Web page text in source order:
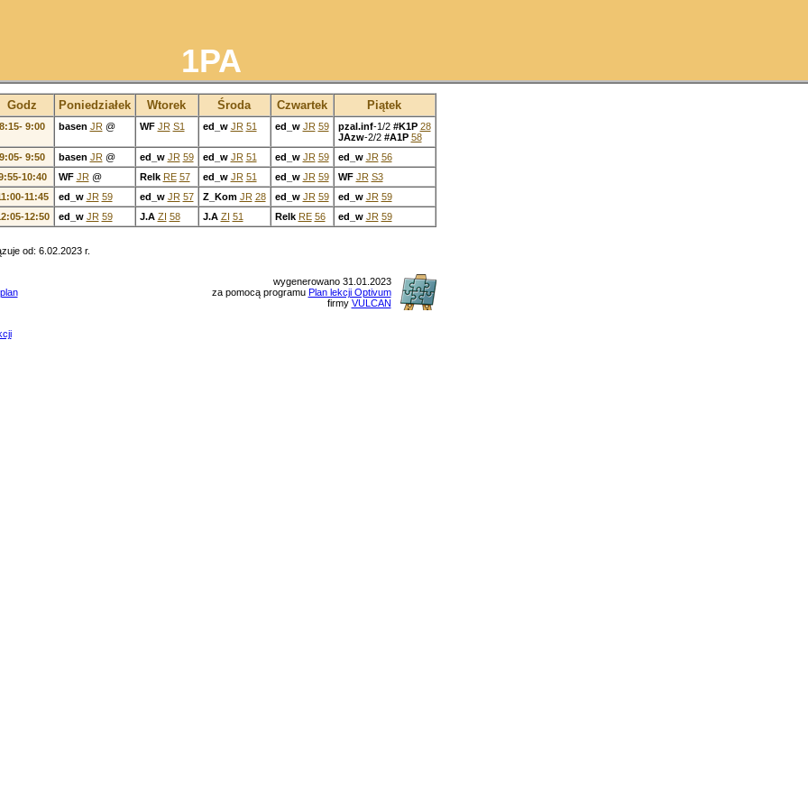
1PA
Godz Poniedziałek Wtorek Środa Czwartek Piątek
8:15- 9:00 basen JR @ WF JR S1 ed_w JR 51 ed_w JR 59 pzal.inf-1/2 #K1P 28
JAzw-2/2 #A1P 58
9:05- 9:50 basen JR @ ed_w JR 59 ed_w JR 51 ed_w JR 59 ed_w JR 56
10:40 WF JR @ Relk RE 57 ed_w JR 51 ed_w JR 59 WF JR S3
11:45 ed_w JR 59 ed_w JR 57 Z_Kom JR 28 ed_w JR 59 ed_w JR 59
12:50 ed_w JR 59 J.A ZI 58 J.A ZI 51 Relk RE 56 ed_w JR 59
od: 6.02.2023 r.
wygenerowano 31.01.2023
za pomocą programu Plan lekcji Optivum
firmy VULCAN